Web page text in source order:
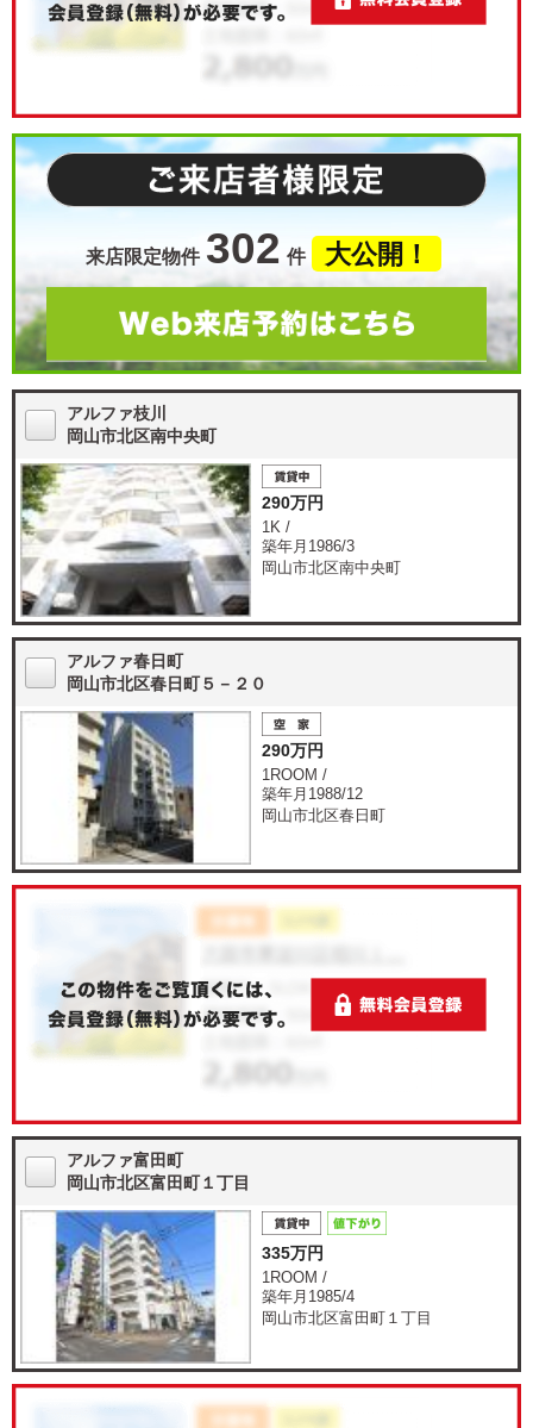
来店限定物件 302 件 大公開！
アルファ枝川
岡山市北区南中央町
290万円
1K /
築年月1986/3
岡山市北区南中央町
アルファ春日町
岡山市北区春日町５－２０
290万円
1ROOM /
築年月1988/12
岡山市北区春日町
アルファ富田町
岡山市北区富田町１丁目
335万円
1ROOM /
築年月1985/4
岡山市北区富田町１丁目